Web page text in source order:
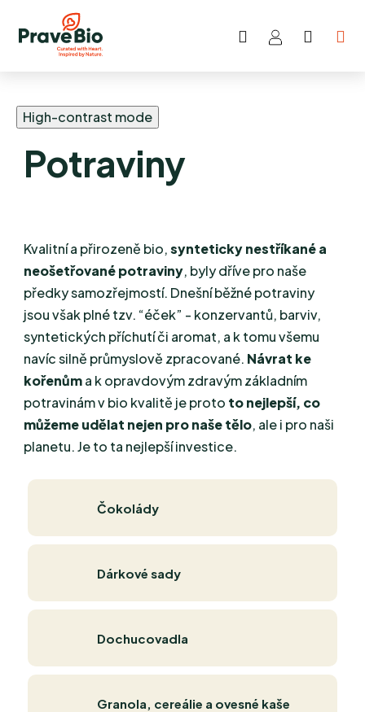
Přejít
Hledat
High-contrast mode
Potraviny
Kvalitní a přirozeně bio,synteticky nestříkané a
neošetřované potraviny, byly dříve pro naše
předky samozřejmostí. Dnešní běžné potraviny
jsou však plné tzv. “éček” - konzervantů, barviv,
syntetických příchutí či aromat, a k tomu všemu
navíc silně průmyslově zpracované. Návrat ke
kořenůma k opravdovým zdravým základním
potravinám v bio kvalitě je proto to nejlepší, co
můžeme udělat nejen pro naše tělo, ale i pro naši
planetu. Je to ta nejlepší investice.
Čokolády
Dárkové sady
Dochucovadla
Granola, cereálie a ovesné kaše